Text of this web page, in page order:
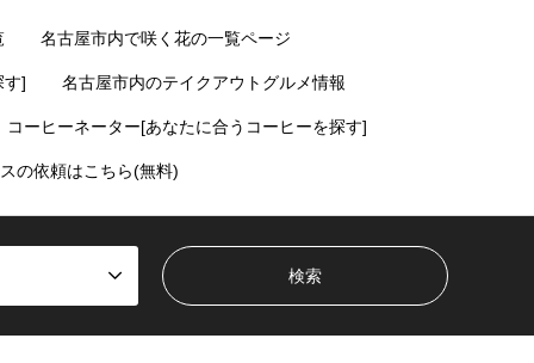
名古屋市内で咲く花の一覧ページ
す] 名古屋市内のテイクアウトグルメ情報
コーヒーネーター[あなたに合うコーヒーを探す]
の依頼はこちら(無料)